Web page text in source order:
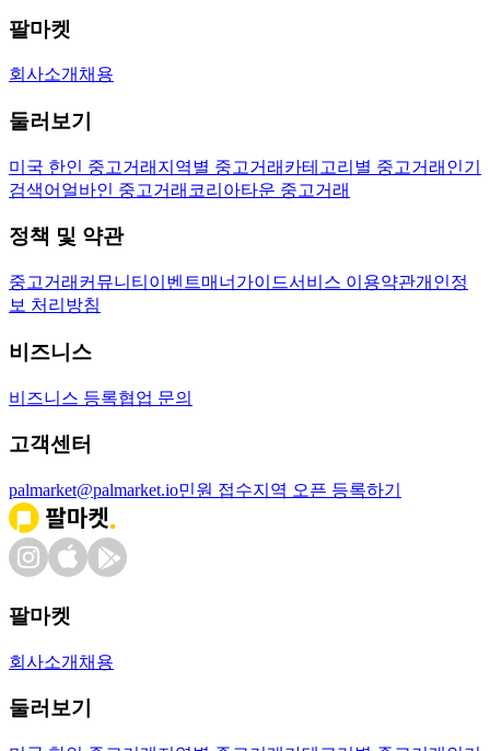
팔마켓
회사소개 채용
둘러보기
미국 한인 중고거래 지역별 중고거래 카테고리별 중고거래 인기
검색어 얼바인 중고거래 코리아타운 중고거래
정책 및 약관
중고거래 커뮤니티 이벤트매너가이드서비스 이용약관개인정
보 처리방침
비즈니스
비즈니스 등록협업 문의
고객센터
palmarket@palmarket.io민원 접수지역 오픈 등록하기
팔마켓
회사소개 채용
둘러보기